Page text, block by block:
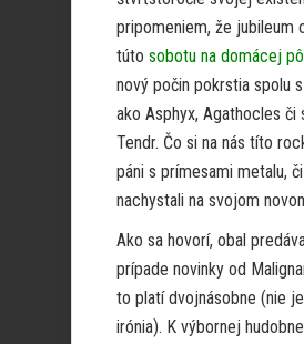
pripomeniem, že jubileum
túto sobotu na domácej
nový počin pokrstia spolu
ako Asphyx, Agathocles či
Tendr. Čo si na nás títo
páni s prímesami metalu,
nachystali na svojom
Ako sa hovorí, obal
prípade novinky od
to platí dvojnásobne (nie
irónia). K výbornej